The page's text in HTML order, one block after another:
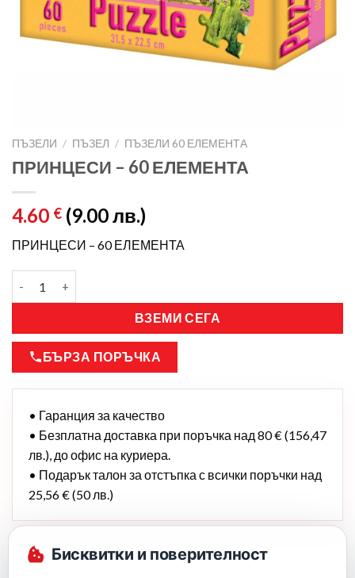
ПЪЗЕЛИ / ПЪЗЕЛ / ПЪЗЕЛИ 60 ЕЛЕМЕНТА
ПРИНЦЕСИ – 60 ЕЛЕМЕНТА
4.60 € (9.00 лв.)
ПРИНЦЕСИ – 60 ЕЛЕМЕНТА
ВЗЕМИ СЕГА
БЪРЗА ПОРЪЧКА
• Гаранция за качество
• Безплатна доставка при поръчка над 80 € (156,47
лв.), до офис на куриера.
• Подарък талон за отстъпка с всички поръчки над
25,56 € (50 лв.)
Бисквитки и поверителност